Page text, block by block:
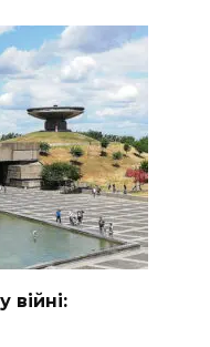
війні: